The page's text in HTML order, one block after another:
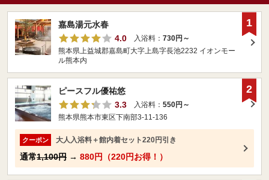
嘉島湯元水春
4.0
入浴料： 730円～
熊本県上益城郡嘉島町大字上島字長池2232 イオンモー
ル熊本内
1
ピースフル優祐悠
3.3
入浴料： 550円～
熊本県熊本市東区下南部3-11-136
クーポン 大人入浴料＋館内着セット220円引き
通常1,100円 → 880円（220円お得！）
2